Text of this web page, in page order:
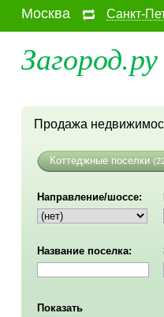
Москва Санкт-
Загород.ру
Продажа
Коттеджные поселки
Направление/шоссе:
Название поселка:
Показать